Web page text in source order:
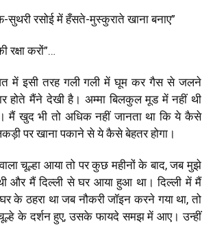
रसोई में हँसते-मुस्कुराते खाना बनाए”
रक्षा करों”…
में इसी तरह गली गली में घूम कर गैस से जलने
होते मैंने देखी है। अम्मा बिलकुल मूड में नहीं थी
मैं खुद भी तो अधिक नहीं जानता था कि ये कैसे
पर खाना पकाने से ये कैसे बेहतर होगा।
चूल्हा आया तो पर कुछ महीनों के बाद, जब मुझे
और मैं दिल्ली से घर आया हुआ था। दिल्ली में मैं
के ठहरा था जब नौकरी जॉइन करने गया था, तो
के दर्शन हुए, उसके फायदे समझ में आए। उन्हीं